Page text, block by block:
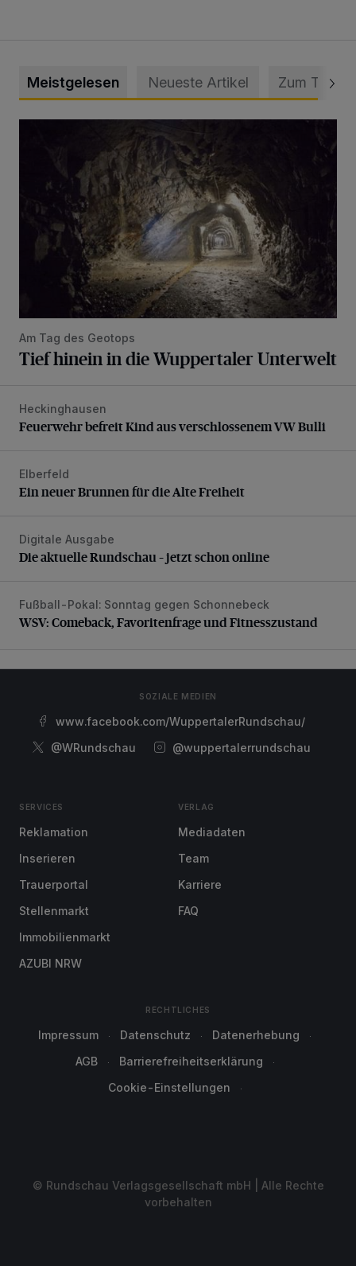
Meistgelesen Neueste Artikel Zum Thema
Am Tag des Geotops
Tief hinein in die Wuppertaler Unterwelt
Feuerwehr befreit Kind aus verschlossenem VW Bulli
Heckinghausen
Feuerwehr befreit Kind aus verschlossenem VW Bulli
Ein neuer Brunnen für die Alte Freiheit
Elberfeld
Ein neuer Brunnen für die Alte Freiheit
Die aktuelle Rundschau – jetzt schon online
Digitale Ausgabe
Die aktuelle Rundschau – jetzt schon online
WSV: Comeback, Favoritenfrage und Fitnesszustand
Fußball-Pokal: Sonntag gegen Schonnebeck
WSV: Comeback, Favoritenfrage und Fitnesszustand
SOZIALE MEDIEN
www.facebook.com/WuppertalerRundschau/
@WRundschau
@wuppertalerrundschau
SERVICES
Reklamation
Inserieren
Trauerportal
Stellenmarkt
Immobilienmarkt
AZUBI NRW
VERLAG
Mediadaten
Team
Karriere
FAQ
RECHTLICHES
Impressum Datenschutz
Datenerhebung
AGB
Barrierefreiheitserklärung
Cookie-Einstellungen
© Rundschau Verlagsgesellschaft mbH | Alle Rechte
vorbehalten